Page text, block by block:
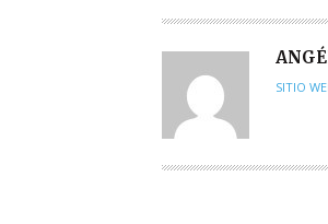
A
U
R
SITIO